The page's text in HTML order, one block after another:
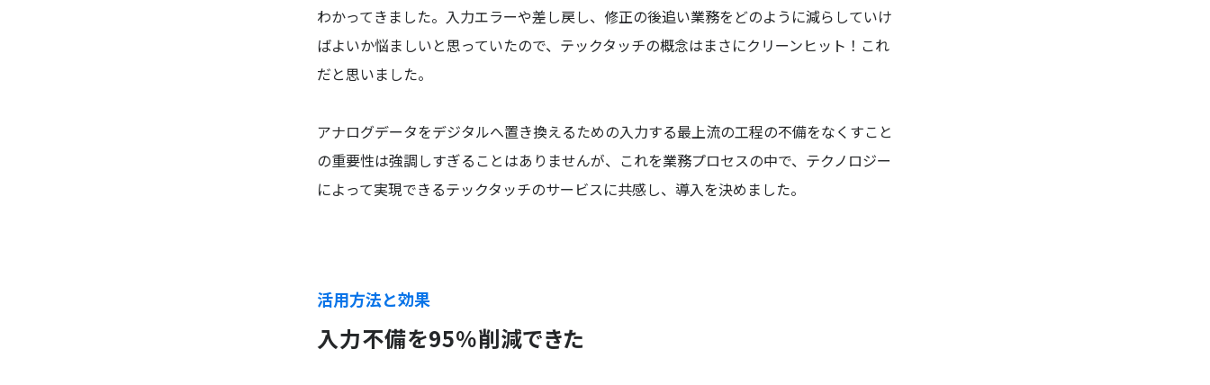
わかってきました。入力エラーや差し戻し、修正の後追い業務をどのように減らしていけ
ばよいか悩ましいと思っていたので、テックタッチの概念はまさにクリーンヒット！これ
だと思いました。
アナログデータをデジタルへ置き換えるための入力する最上流の工程の不備をなくすこと
の重要性は強調しすぎることはありませんが、これを業務プロセスの中で、テクノロジー
によって実現できるテックタッチのサービスに共感し、導入を決めました。
活用方法と効果
入力不備を95％削減できた